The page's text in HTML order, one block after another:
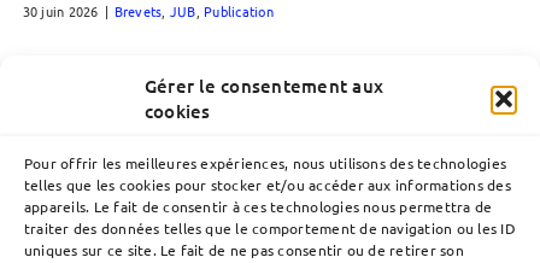
Gérer le consentement aux
cookies
Pour offrir les meilleures expériences, nous utilisons des technologies
telles que les cookies pour stocker et/ou accéder aux informations des
appareils. Le fait de consentir à ces technologies nous permettra de
traiter des données telles que le comportement de navigation ou les ID
uniques sur ce site. Le fait de ne pas consentir ou de retirer son
30 juin 2026 | Brevets JUB Publication